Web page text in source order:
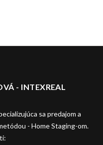
- INTEXREAL
sa predajom a
- Home Staging-om.